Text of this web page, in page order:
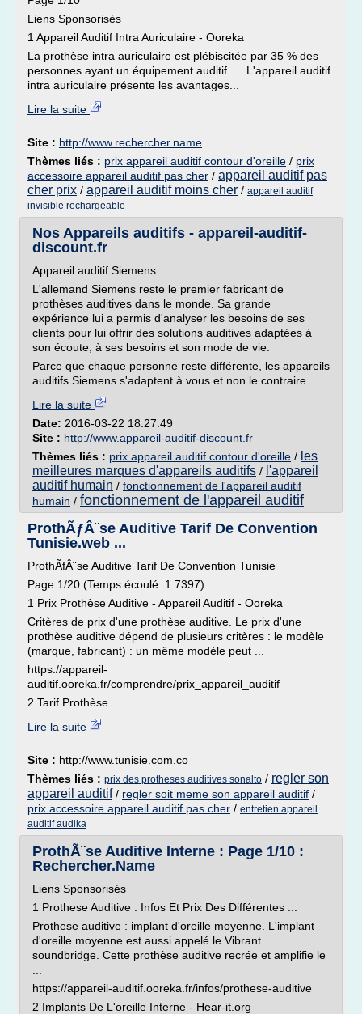
Liens Sponsorisés
1 Appareil Auditif Intra Auriculaire - Ooreka
La prothèse intra auriculaire est plébiscitée par 35 % des
personnes ayant un équipement auditif. ... L'appareil auditif
intra auriculaire présente les avantages...
Lire la suite
Site : http://www.rechercher.name
Thèmes liés : prix appareil auditif contour d'oreille / prix
accessoire appareil auditif pas cher / appareil auditif pas
cher prix / appareil auditif moins cher / appareil auditif
invisible rechargeable
Nos Appareils auditifs - appareil-auditif-
discount.fr
Appareil auditif Siemens
L'allemand Siemens reste le premier fabricant de
prothèses auditives dans le monde. Sa grande
expérience lui a permis d'analyser les besoins de ses
clients pour lui offrir des solutions auditives adaptées à
son écoute, à ses besoins et son mode de vie.
Parce que chaque personne reste différente, les appareils
auditifs Siemens s'adaptent à vous et non le contraire....
Lire la suite
Date: 2016-03-22 18:27:49
Site : http://www.appareil-auditif-discount.fr
Thèmes liés : prix appareil auditif contour d'oreille / les
meilleures marques d'appareils auditifs / l'appareil
auditif humain / fonctionnement de l'appareil auditif
humain / fonctionnement de l'appareil auditif
ProthÃƒÂ¨se Auditive Tarif De Convention
Tunisie.web ...
ProthÃfÂ¨se Auditive Tarif De Convention Tunisie
Page 1/20 (Temps écoulé: 1.7397)
1 Prix Prothèse Auditive - Appareil Auditif - Ooreka
Critères de prix d'une prothèse auditive. Le prix d'une
prothèse auditive dépend de plusieurs critères : le modèle
(marque, fabricant) : un même modèle peut ...
https://appareil-
auditif.ooreka.fr/comprendre/prix_appareil_auditif
2 Tarif Prothèse...
Lire la suite
Site : http://www.tunisie.com.co
Thèmes liés : prix des protheses auditives sonalto / regler son
appareil auditif/ regler soit meme son appareil auditif /
prix accessoire appareil auditif pas cher / entretien appareil
auditif audika
ProthÃ¨se Auditive Interne : Page 1/10 :
Rechercher.Name
Liens Sponsorisés
1 Prothese Auditive : Infos Et Prix Des Différentes ...
Prothese auditive : implant d'oreille moyenne. L'implant
d'oreille moyenne est aussi appelé le Vibrant
soundbridge. Cette prothèse auditive recrée et amplifie le
https://appareil-auditif.ooreka.fr/infos/prothese-auditive
2 Implants De L'oreille Interne - Hear-it.org